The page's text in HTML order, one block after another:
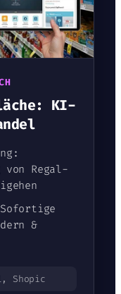
KI-
von Regal-
&
Shopic